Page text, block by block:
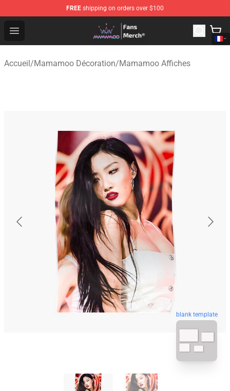
FREE shipping on orders over $100
Open menu
Mamamoo Store - Official Mamamoo Merchandise Shop
Accueil/Mamamoo Décoration/Mamamoo Affiches
blank template